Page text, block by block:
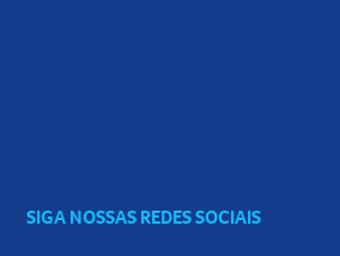
SIGA NOSSAS REDES SOCIAIS